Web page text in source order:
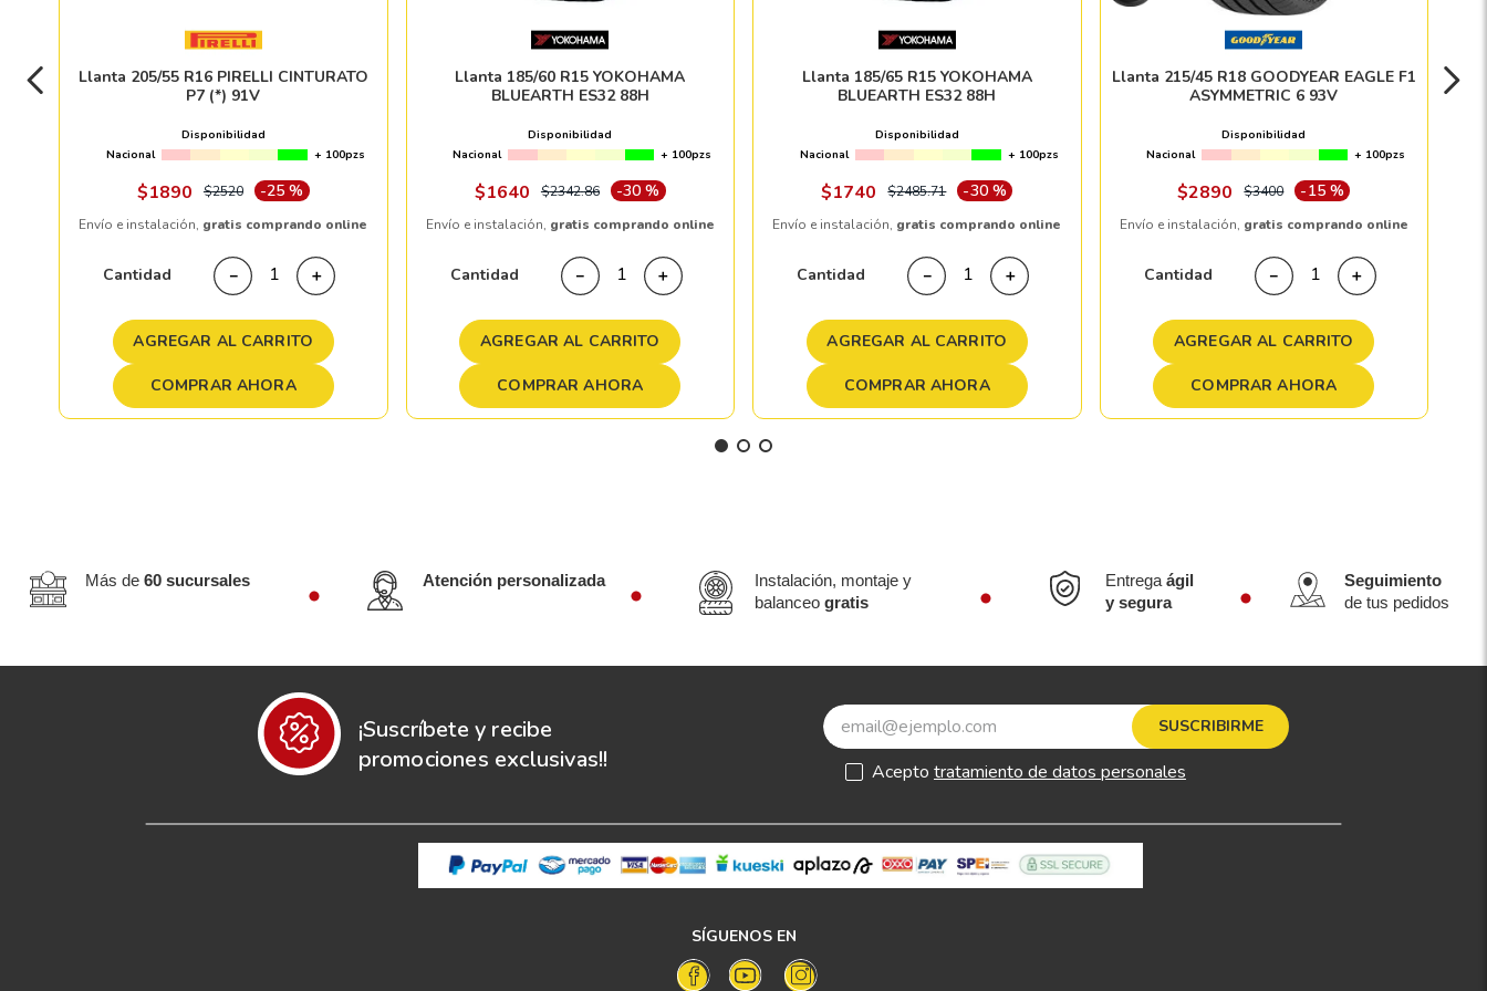
Llanta 205/55 R16 PIRELLI CINTURATO
P7 (*) 91V
Disponibilidad
Nacional
+ 100pzs
$1890 $2520 -25 %
Envío e instalación, gratis comprando online
Cantidad ＋
－
AGREGAR AL CARRITO
COMPRAR AHORA
Llanta 185/60 R15 YOKOHAMA
BLUEARTH ES32 88H
Disponibilidad
Nacional
+ 100pzs
$1640 $2342.86 -30 %
Envío e instalación, gratis comprando online
Cantidad ＋
－
AGREGAR AL CARRITO
COMPRAR AHORA
Llanta 185/65 R15 YOKOHAMA
BLUEARTH ES32 88H
Disponibilidad
Nacional
+ 100pzs
$1740 $2485.71 -30 %
Envío e instalación, gratis comprando online
Cantidad ＋
－
AGREGAR AL CARRITO
COMPRAR AHORA
Llanta 215/45 R18 GOODYEAR EAGLE F1
ASYMMETRIC 6 93V
Disponibilidad
Nacional
+ 100pzs
$2890 $3400 -15 %
Envío e instalación, gratis comprando online
Cantidad ＋
－
AGREGAR AL CARRITO
COMPRAR AHORA
Más de60 sucursales Atención personalizada
Instalación, montaje y
balanceogratis
Entrega ágil
y segura
Seguimiento
de tus pedidos
¡Suscríbete y recibe
promociones exclusivas!!
SUSCRIBIRME
Acepto tratamiento de datos personales
SÍGUENOS EN